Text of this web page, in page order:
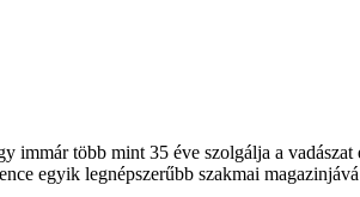
több mint 35 éve szolgálja a
egyik legnépszerűbb szakmai